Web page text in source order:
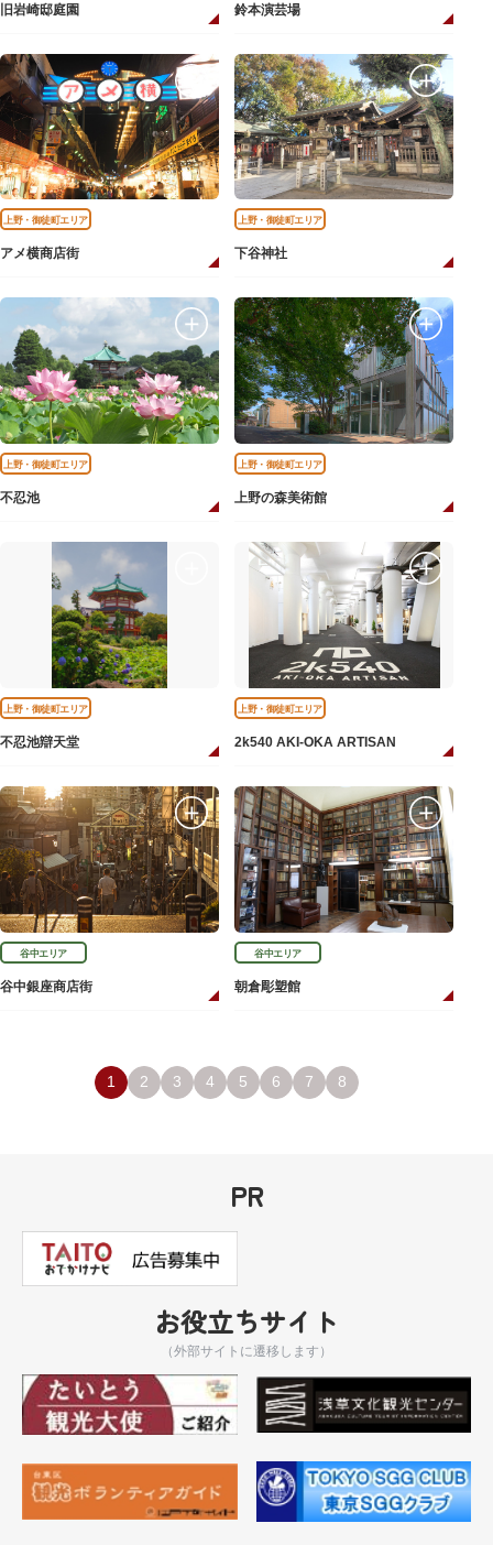
旧岩崎邸庭園 鈴本演芸場
上野・御徒町エリア
アメ横商店街
上野・御徒町エリア
下谷神社
上野・御徒町エリア
不忍池
上野・御徒町エリア
上野の森美術館
上野・御徒町エリア
不忍池辯天堂
上野・御徒町エリア
2k540 AKI-OKA ARTISAN
谷中エリア
谷中銀座商店街
谷中エリア
朝倉彫塑館
1 2 3 4 5 6 7 8
PR
お役立ちサイト
（外部サイトに遷移します）